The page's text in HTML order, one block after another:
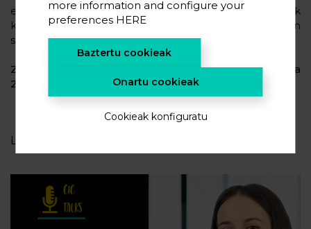
estaltzeko, metodologia tradizionalak eta berritzaileak
konbinatuz eta komunikazioak, kudeaketa, trebetasun
sozialak eta enpresarialak barne, besteak beste.
Zure patua zain daukazu! Gogoratu epemuga
2021eko urtarrilaren 17a dela.
LOTUTAKO
more information and configure your
preferences HERE
Baztertu cookieak
Onartu cookieak
Cookieak konfiguratu